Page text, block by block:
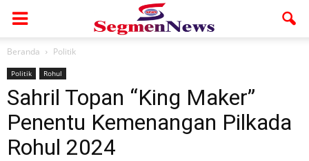
Beranda Politik
Politik Rohul
Sahril Topan “King Maker”
Penentu Kemenangan Pilkada
Rohul 2024